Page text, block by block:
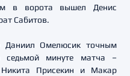
в ворота вышел Денис
Сабитов.
Даниил Омелюсик точным
минуте матча –
Никита Присекин и Макар